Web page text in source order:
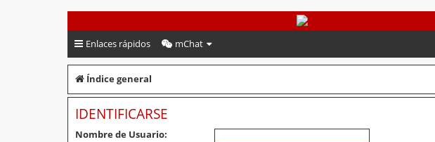
PeruVoley.com
Enlaces rápidos mChat
Índice general
IDENTIFICARSE
Nombre de Usuario: